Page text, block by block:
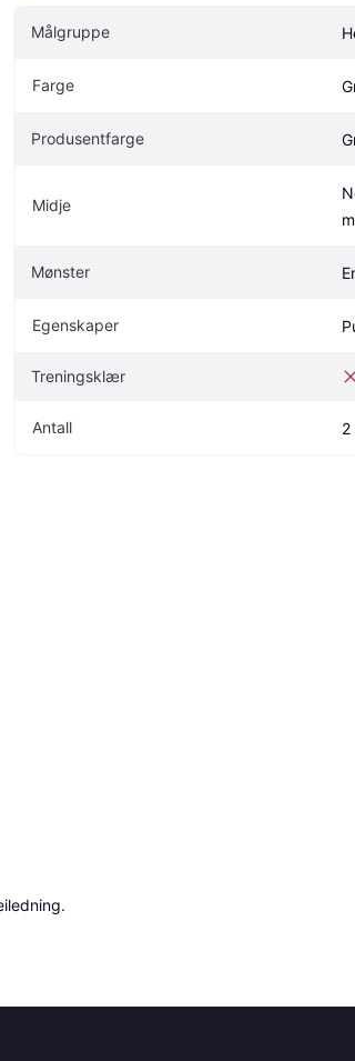
Målgruppe
Farge
Produsentfarge
Midje
Mønster
Egenskaper
Treningsklær
Antall 2